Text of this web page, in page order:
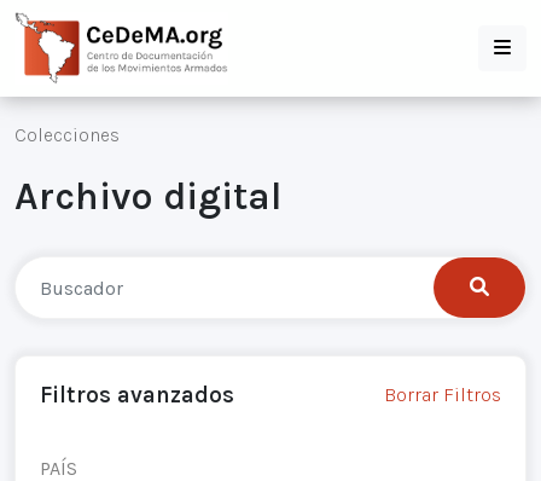
Colecciones
Archivo digital
Filtros avanzados Borrar Filtros
PAÍS